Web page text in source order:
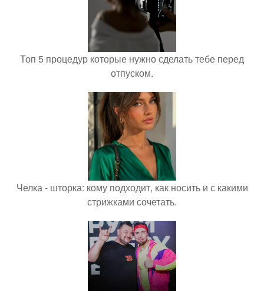
Топ 5 процедур которые нужно сделать тебе перед
отпуском.
Челка - шторка: кому подходит, как носить и с какими
стрижками сочетать.